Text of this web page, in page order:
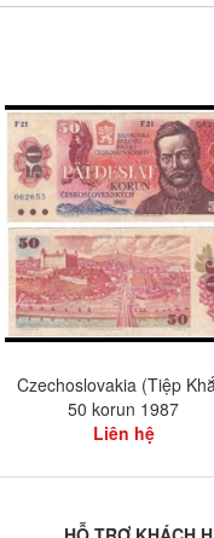
Czechoslovakia (Tiệp
50 korun 1987
Liên hệ